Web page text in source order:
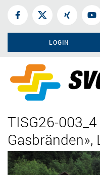
LOGIN
TISG26-
Gasbränden»,